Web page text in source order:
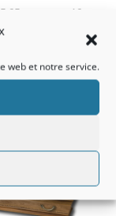
web et notre service.
65
46